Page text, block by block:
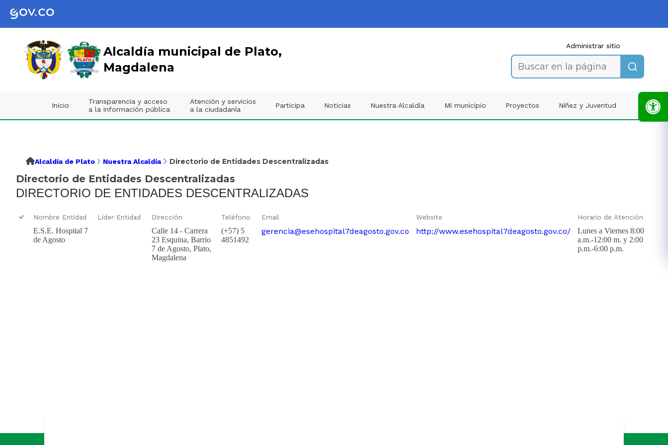
Alcaldía municipal de Plato,
Magdalena
Administrar sitio
Buscar en la página
Inicio
Transparencia y acceso
a la información pública
Atención y servicios
a la ciudadanía
Participa Noticias Nuestra Alcaldía Mi municipio Proyectos Niñez y Juventud
Alcaldía de Plato Nuestra Alcaldía Directorio de Entidades Descentralizadas
Directorio de Entidades Descentralizadas
DIRECTORIO DE ENTIDADES DESCENTRALIZADAS
Nombre Entidad Líder Entidad Dirección Teléfono Email Website Horario de Atención
E.S.E. Hospital 7
de Agosto
Calle 14 - Carrera
23 Esquina, Barrio
7 de Agosto, Plato,
Magdalena
(+57) 5
4851492
gerencia@esehospital7deagosto.gov.co http://www.esehospital7deagosto.gov.co/
Lunes a Viernes 8:00
a.m.-12:00 m. y 2:00
p.m.-6:00 p.m.